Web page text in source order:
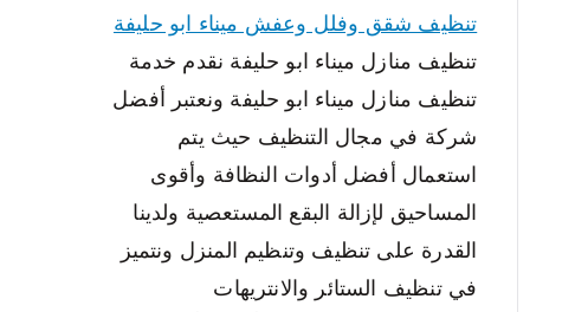
تنظيف شقق وفلل وعفش ميناء ابو حليفة
تنظيف منازل ميناء ابو حليفة نقدم خدمة
تنظيف منازل ميناء ابو حليفة ونعتبر أفضل
شركة في مجال التنظيف حيث يتم
استعمال أفضل أدوات النظافة وأقوى
المساحيق لإزالة البقع المستعصية ولدينا
القدرة على تنظيف وتنظيم المنزل ونتميز
في تنظيف الستائر والانتريهات